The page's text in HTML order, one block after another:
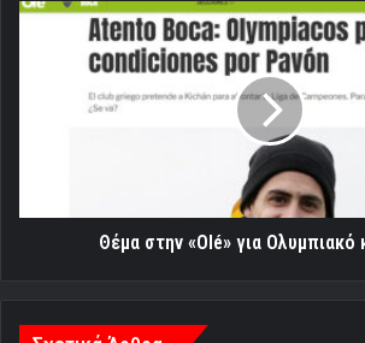
Θέμα
Ολυμπιακό
Θέμα στην «Olé» για Ολυμπιακό